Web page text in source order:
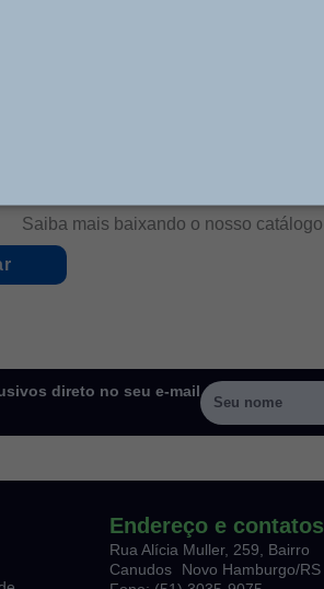
Saiba mais baixando o nosso catálogo
direto no seu e-mail
Endereço e contatos
Rua Alícia Muller, 259, Bairro
Canudos Novo Hamburgo/RS